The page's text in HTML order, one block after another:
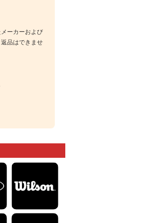
ーカーおよび
品はできませ